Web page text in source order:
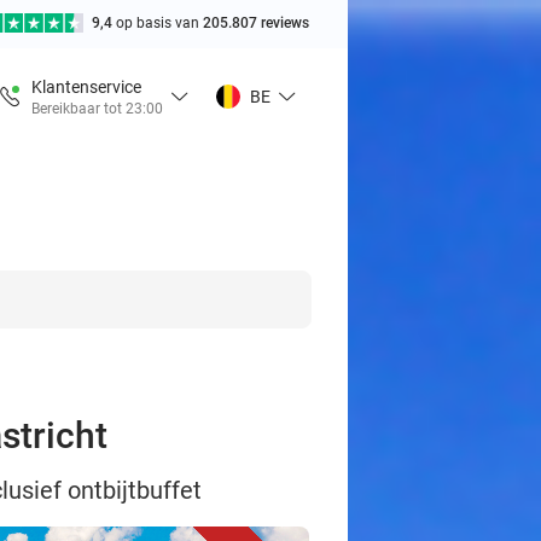
9,4 op basis van 205.807 reviews
Klantenservice
Bereikbaar tot 23:00
BE
ontbijtbuffet